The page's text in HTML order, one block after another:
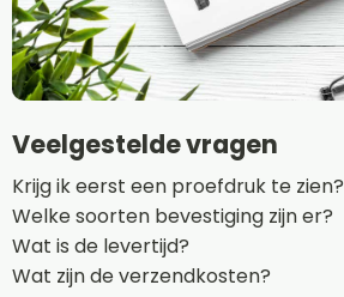
Veelgestelde vragen
Krijg ik eerst een proefdruk te zien?
Welke soorten bevestiging zijn er?
Wat is de levertijd?
Wat zijn de verzendkosten?